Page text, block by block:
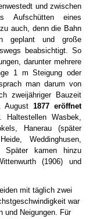
und zwischen
Aufschütten eines
auch, denn die Bahn
geplant und große
beabsichtigt. So
darunter mehrere
1 m Steigung oder
man darum von
zweijähriger Bauzeit
August1877 eröffnet
Wasbek,
Hanerau (später
Weddinghusen,
Später kamen hinzu
(1906) und
mit täglich zwei
war
und Neigungen. Für